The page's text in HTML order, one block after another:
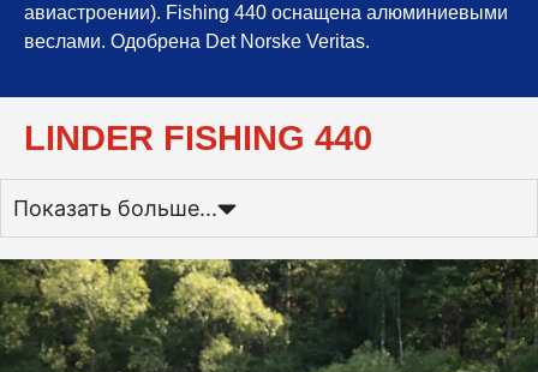
авиастроении). Fishing 440 оснащена алюминиевыми
веслами. Одобрена Det Norske Veritas.
LINDER FISHING 440
Показать больше...